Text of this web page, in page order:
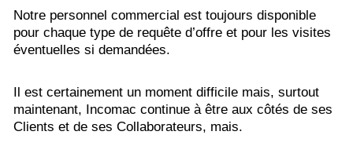
Notre personnel commercial est toujours disponible
pour chaque type de requête d’offre et pour les visites
éventuelles si demandées.
Il est certainement un moment difficile mais, surtout
maintenant, Incomac continue à être aux côtés de ses
Clients et de ses Collaborateurs, mais.